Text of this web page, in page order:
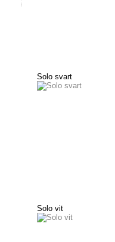
Solo svart
Solo vit